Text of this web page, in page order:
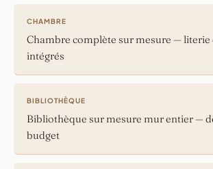
CHAMBRE
Chambre complète sur mesure — literie
intégrés
BIBLIOTHÈQUE
Bibliothèque sur mesure mur entier —
budget